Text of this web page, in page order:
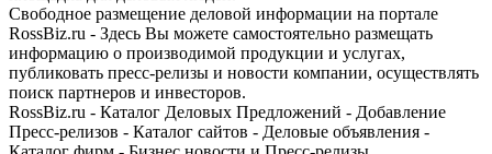
Свободное размещение деловой информации на портале
RossBiz.ru - Здесь Вы можете самостоятельно размещать
информацию о производимой продукции и услугах,
публиковать пресс-релизы и новости компании, осуществлять
поиск партнеров и инвесторов.
RossBiz.ru - Каталог Деловых Предложений - Добавление
Пресс-релизов - Каталог сайтов - Деловые объявления -